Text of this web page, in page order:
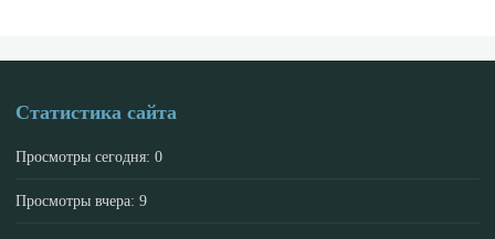
Статистика сайта
Просмотры сегодня:0
Просмотры вчера:9